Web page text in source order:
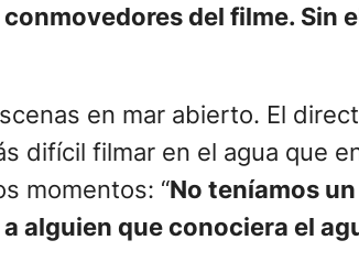
del filme. Sin
en mar abierto. El
difícil filmar en el agua que
momentos: “No teníamos un
alguien que conociera el